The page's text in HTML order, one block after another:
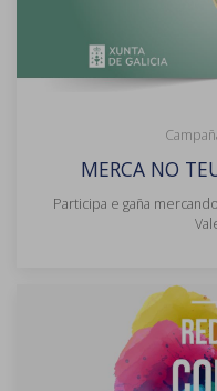
MERCA NO
Participa e gaña